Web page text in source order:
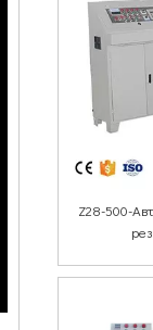
Z28-500-